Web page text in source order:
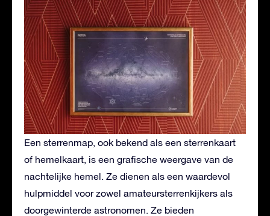
Een sterrenmap, ook bekend als een sterrenkaart
of hemelkaart, is een grafische weergave van de
nachtelijke hemel. Ze dienen als een waardevol
hulpmiddel voor zowel amateursterrenkijkers als
doorgewinterde astronomen. Ze bieden